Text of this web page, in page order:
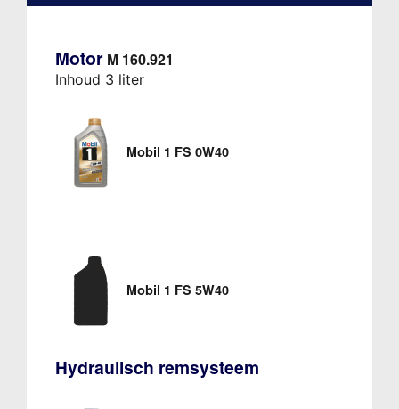
Motor M 160.921
Inhoud 3 liter
Mobil 1 FS 0W40
Mobil 1 FS 5W40
Hydraulisch remsysteem